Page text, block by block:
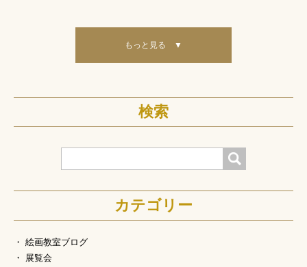
もっと見る ▼
検索
検索
カテゴリー
絵画教室ブログ
展覧会